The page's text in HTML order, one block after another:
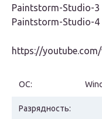
Paintstorm-Studio-3
Paintstorm-Studio-4
https://youtube.com/
ОС:
Разрядность: